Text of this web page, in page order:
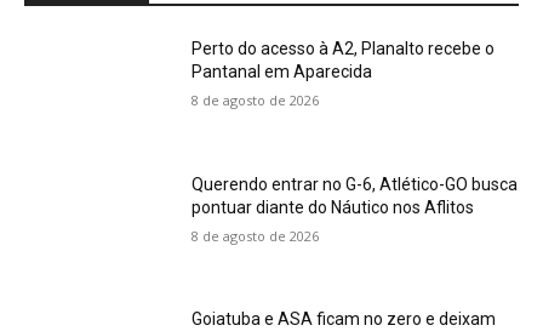
Perto do acesso à A2, Planalto recebe o
Pantanal em Aparecida
8 de agosto de 2026
Querendo entrar no G-6, Atlético-GO busca
pontuar diante do Náutico nos Aflitos
8 de agosto de 2026
Goiatuba e ASA ficam no zero e deixam